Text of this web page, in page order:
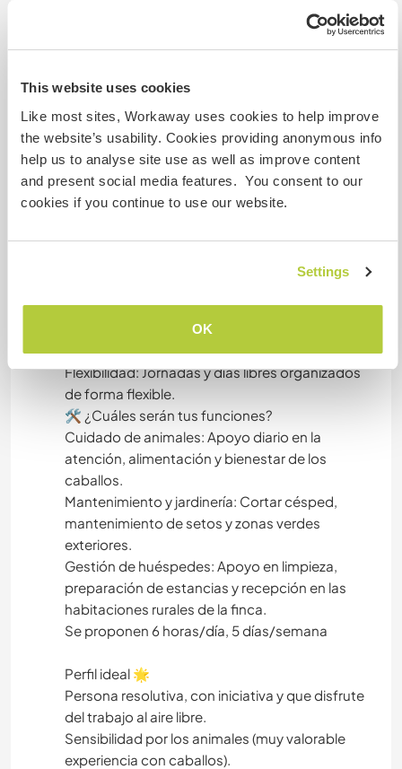
This website uses cookies
Like most sites, Workaway uses cookies to help improve
the website’s usability. Cookies providing anonymous info
help us to analyse site use as well as improve content
and present social media features. You consent to our
cookies if you continue to use our website.
Settings
OK
—a 45 min de Córdoba y 1h de Sevilla— busca a
una persona comprometida, detallista y amante
apoyarnos en el día a día.
​🏡 ¿Qué ofrecemos?
​Alojamiento privado gratuito: Caravana
equipada dentro de la finca (capacidad hasta 4
personas).
​Gastos incluidos: Luz, agua, gas e internet (WiFi).
​Compensación económica: Retribución por los
trabajos realizados acorde a los mínimos legales
organización.
​Formación opcional: Posibilidad de recibir clases
de equitación gratuitas.
​Flexibilidad: Jornadas y días libres organizados
de forma flexible.
​🛠️ ¿Cuáles serán tus funciones?
​Cuidado de animales: Apoyo diario en la
atención, alimentación y bienestar de los
caballos.
​Mantenimiento y jardinería: Cortar césped,
mantenimiento de setos y zonas verdes
exteriores.
​Gestión de huéspedes: Apoyo en limpieza,
preparación de estancias y recepción en las
habitaciones rurales de la finca.
Se proponen 6 horas/día, 5 días/semana
​Perfil ideal 🌟
​Persona resolutiva, con iniciativa y que disfrute
del trabajo al aire libre.
​Sensibilidad por los animales (muy valorable
experiencia con caballos).